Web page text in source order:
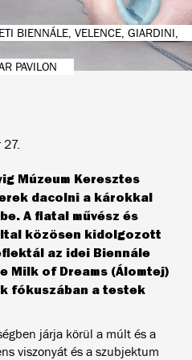
BIENNÁLE, VELENCE, GIARDINI,
PAVILON
Múzeum Keresztes
dacolni a károkkal
A fiatal művész és
közösen kidolgozott
az idei Biennále
Milk of Dreams (Álomtej)
fókuszában a testek
járja körül a múlt és a
viszonyát és a szubjektum